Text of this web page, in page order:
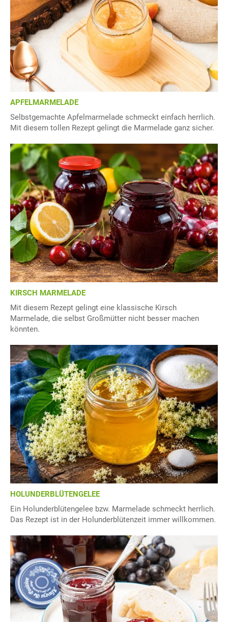
APFELMARMELADE
Selbstgemachte Apfelmarmelade schmeckt einfach herrlich.
Mit diesem tollen Rezept gelingt die Marmelade ganz sicher.
KIRSCH MARMELADE
Mit diesem Rezept gelingt eine klassische Kirsch
Marmelade, die selbst Großmütter nicht besser machen
könnten.
HOLUNDERBLÜTENGELEE
Ein Holunderblütengelee bzw. Marmelade schmeckt herrlich.
Das Rezept ist in der Holunderblütenzeit immer willkommen.